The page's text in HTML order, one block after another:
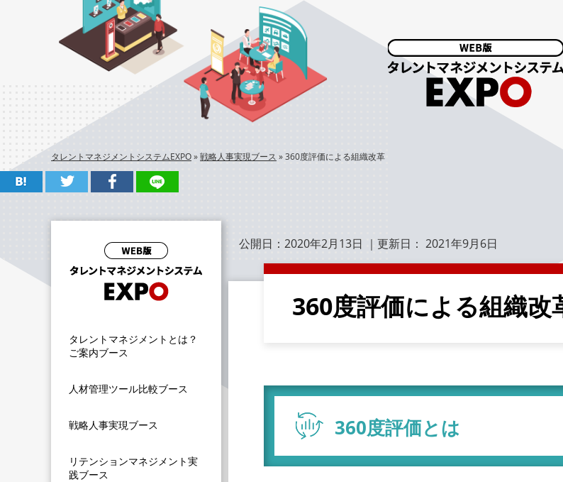
タレントマネジメントシステムEXPO»戦略人事実現ブース »360度評価による組織改革
タレントマネジメントとは？
ご案内ブース
人材管理ツール比較ブース
戦略人事実現ブース
リテンションマネジメント実
践ブース
公開日： 2020年2月13日 ｜更新日： 2021年9月6日
360度評価による組織改
360度評価とは